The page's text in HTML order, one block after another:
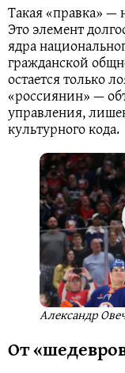
Такая «правка» —
Это элемент
ядра
гражданской
остается только
«россиянин» —
управления,
культурного кода.
Александр
От